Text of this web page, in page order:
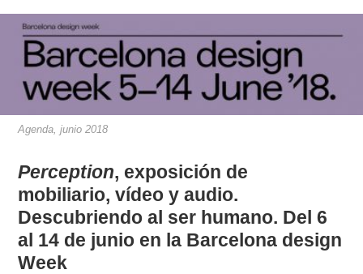
Agenda, junio 2018
Perception, exposición de
mobiliario, vídeo y audio.
Descubriendo al ser humano. Del 6
al 14 de junio en la Barcelona design
Week